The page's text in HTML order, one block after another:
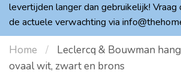
levertijden langer dan gebruikelijk! Vraag
de actuele verwachting via
Home /
Leclercq & Bouwman
ovaal wit, zwart en brons